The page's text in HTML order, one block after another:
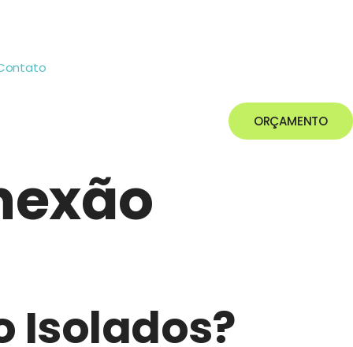
ORÇAMENTO
Isolados?